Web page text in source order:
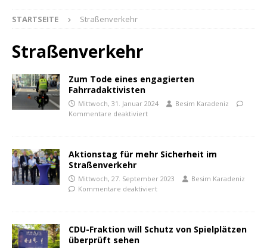
STARTSEITE Straßenverkehr
Straßenverkehr
Zum Tode eines engagierten
Fahrradaktivisten
Mittwoch, 31. Januar 2024
Besim Karadeniz
Kommentare deaktiviert
Aktionstag für mehr Sicherheit im
Straßenverkehr
Mittwoch, 27. September 2023
Besim Karadeniz
Kommentare deaktiviert
CDU-Fraktion will Schutz von Spielplätzen
überprüft sehen